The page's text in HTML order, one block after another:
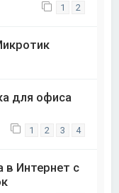
1 2
для офиса
1 2 3 4
в Интернет с